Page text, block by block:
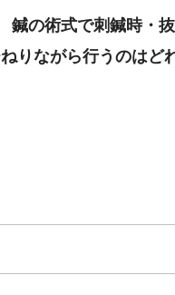
鍼の術式で刺鍼時・
りながら行うのはど